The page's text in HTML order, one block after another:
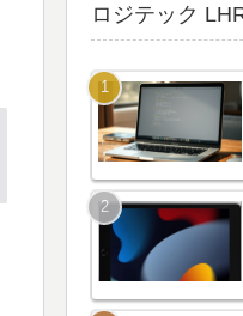
ロジテック